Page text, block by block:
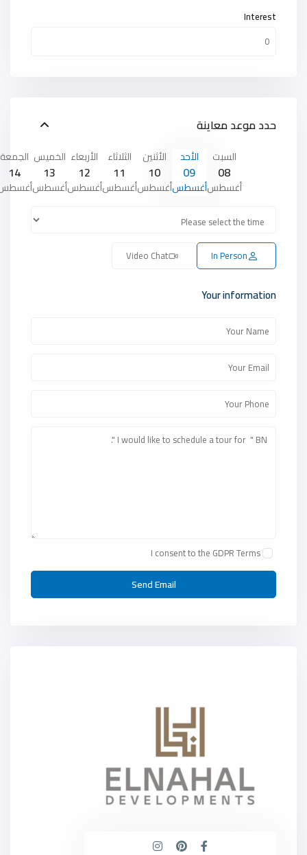
Interest
حدد موعد معاينة
السبت
08
أغسطس
الأحد
09
أغسطس
الأثنين
10
أغسطس
الثلاثاء
11
أغسطس
الأربعاء
12
أغسطس
الخميس
13
أغسطس
الجمعة
14
In Person
Video Chat
Your information
I consent to the GDPR Terms